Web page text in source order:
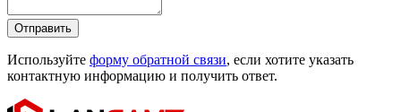
Отправить
Используйте форму обратной связи, если хотите указать
контактную информацию и получить ответ.